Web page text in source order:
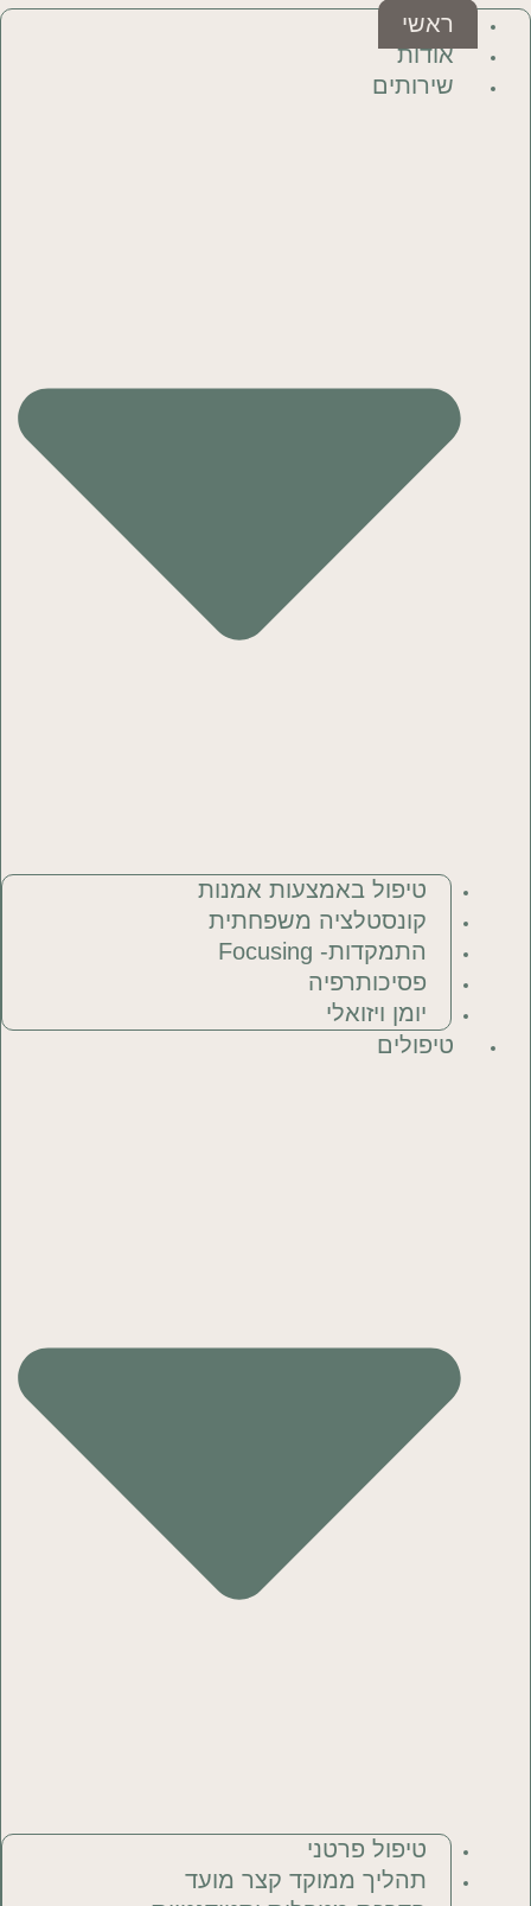
ראשי
אודות
שירותים
טיפול באמצעות אמנות
קונסטלציה משפחתית
התמקדות- Focusing
פסיכותרפיה
יומן ויזואלי
טיפולים
טיפול פרטני
תהליך ממוקד קצר מועד